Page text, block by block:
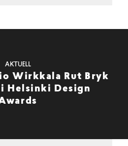
AKTUELL
Wirkkala Rut Bryk
i Helsinki Design